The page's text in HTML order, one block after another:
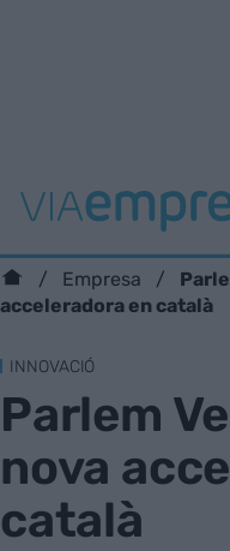
Empresa
acceleradora en català
INNOVACIÓ
Parlem
nova
català